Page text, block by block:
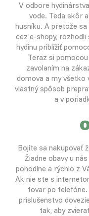
V odbore
vode. Teda skôr
husníku. A pretože
cez e-shopy, rozhodli
hydinu priblížiť
Teraz si
zavolaním na
domova a my všetko
vlastný spôsob
a v
Bojíte sa nakupovať
Žiadne obavy u
pohodlne a rýchlo z
Ak nie ste s
tovar po telefóne.
príslušenstvo
tak, aby